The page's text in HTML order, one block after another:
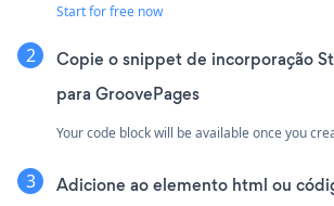
Start for free now
Copie o snippet de incorporação
para GroovePages
Your code block will be available once you
Adicione ao elemento html ou